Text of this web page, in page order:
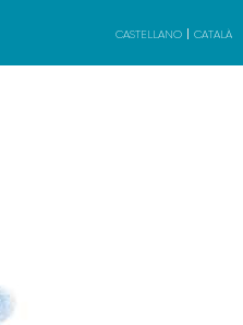
CASTELLANO CATALÀ